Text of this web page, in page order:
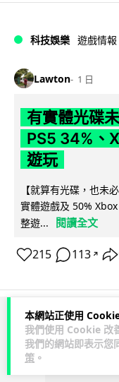
本網站正使用
我們使用 Cookie 改
我們的網站即表示您
策 。
科技娛樂 遊戲情報
Lawton 1 日
有實體光碟
PS5 34%、
遊玩
【就算有光碟，也未
實體遊戲及 50%
整遊...
閱讀全文
215 113 ↗